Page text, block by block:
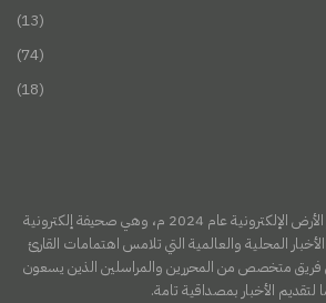
(13)
(74)
(18)
تأسست صحيفة “آخر أخبار الأرض الإلكترونية عام 2024 م، وهي صحيفة إلكترونية
المحلية والعالمية التي تلامس اهتمامات القارئ
فريق متخصص من المحررين والمراسلين الذين يسعون
لتقديم الأخبار بمصداقية تامة.